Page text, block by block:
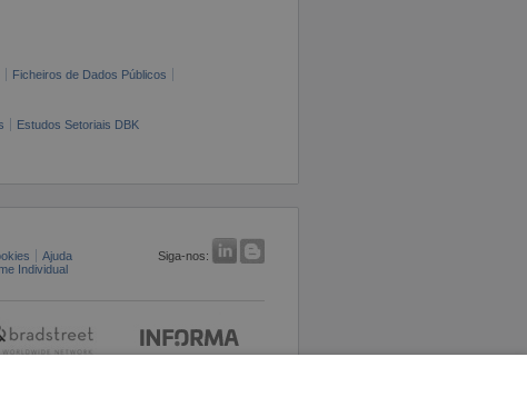
Ficheiros de Dados Públicos
Estudos Setoriais DBK
Ajuda
Siga-nos:
Individual